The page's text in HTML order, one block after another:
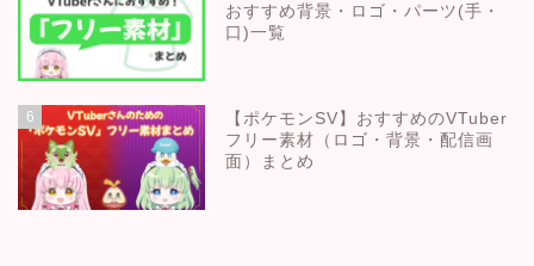
おすすめ背景・ロゴ・パーツ(手・
口)一覧
6
【ポケモンSV】おすすめのVTuber
フリー素材（ロゴ・背景・配信画
面）まとめ